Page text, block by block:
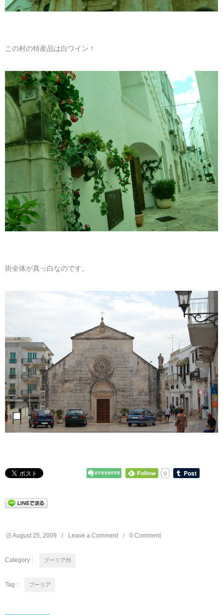
この村の特産品は白ワイン！
街全体が真っ白なのです。
0
August 25 2009 Leave a Comment 0 Comment
Category : プーリア州
Tag : プーリア